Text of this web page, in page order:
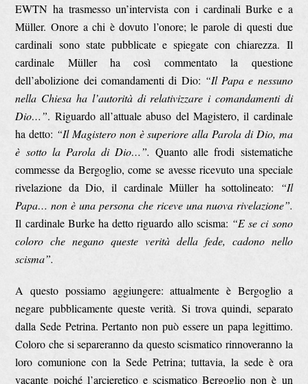
EWTN ha trasmesso un’intervista con i cardinali Burke e a
Müller. Onore a chi è dovuto l’onore; le parole di questi due
cardinali sono state pubblicate e spiegate con chiarezza. Il
cardinale Müller ha così commentato la questione
dell’abolizione dei comandamenti di Dio: “Il Papa e nessuno
nella Chiesa ha l’autorità di relativizzare i comandamenti di
Dio…”. Riguardo all’attuale abuso del Magistero, il cardinale
ha detto: “Il Magistero non è superiore alla Parola di Dio, ma
è sotto la Parola di Dio…”. Quanto alle frodi sistematiche
commesse da Bergoglio, come se avesse ricevuto una speciale
rivelazione da Dio, il cardinale Müller ha sottolineato:
“Il
Papa… non è una persona che riceve una nuova rivelazione”.
Il cardinale Burke ha detto riguardo allo scisma: “E se ci sono
coloro che negano queste verità della fede, cadono nello
scisma”.
A questo possiamo aggiungere: attualmente è Bergoglio a
negare pubblicamente queste verità. Si trova quindi, separato
dalla Sede Petrina. Pertanto non può essere un papa legittimo.
Coloro che si separeranno da questo scismatico rinnoveranno la
loro comunione con la Sede Petrina; tuttavia, la sede è ora
vacante poiché l’arcieretico e scismatico Bergoglio non è un